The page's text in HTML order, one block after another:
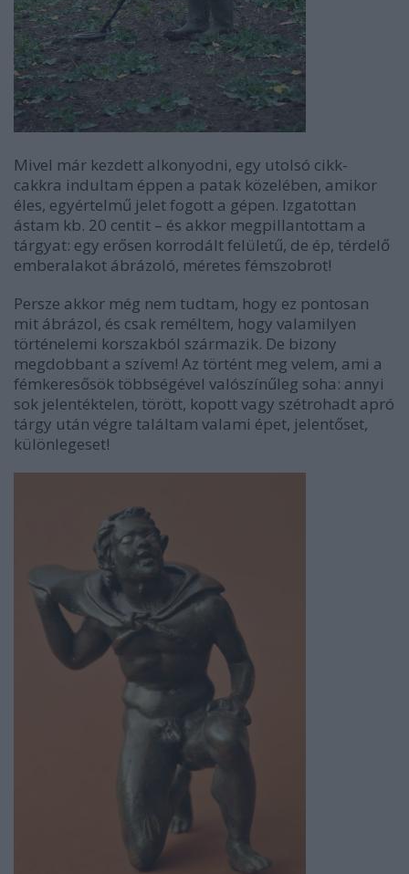
Mivel már kezdett alkonyodni, egy utolsó cikk-
cakkra indultam éppen a patak közelében, amikor
éles, egyértelmű jelet fogott a gépen. Izgatottan
ástam kb. 20 centit – és akkor megpillantottam a
tárgyat: egy erősen korrodált felületű, de ép, térdelő
emberalakot ábrázoló, méretes fémszobrot!
Persze akkor még nem tudtam, hogy ez pontosan
mit ábrázol, és csak reméltem, hogy valamilyen
történelemi korszakból származik. De bizony
megdobbant a szívem! Az történt meg velem, ami a
fémkeresősök többségével valószínűleg soha: annyi
sok jelentéktelen, törött, kopott vagy szétrohadt apró
tárgy után végre találtam valami épet, jelentőset,
különlegeset!